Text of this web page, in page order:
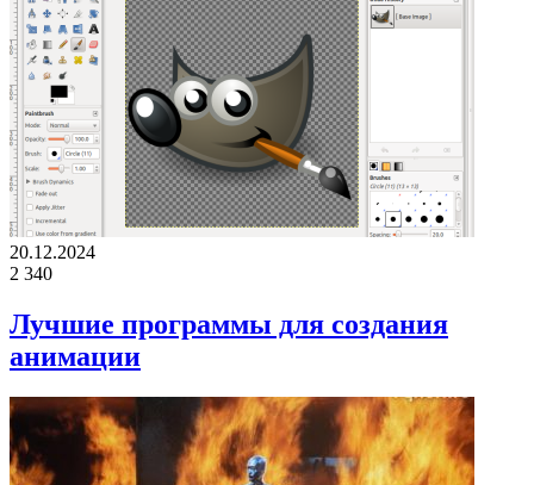
20.12.2024
2 340
Лучшие программы для создания
анимации